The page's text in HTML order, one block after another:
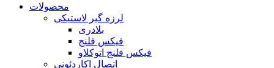
محصولات
لرزه گیر لاستیکی
بلادری
فیکس فلنج
فیکس فلنج اتوکلاو
اتصال اکاردئونی